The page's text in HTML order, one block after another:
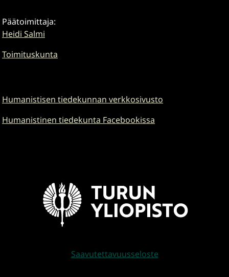
Päätoimittaja:
Heidi Salmi
Toimituskunta
Humanistisen tiedekunnan verkkosivusto
Humanistinen tiedekunta Facebookissa
Saavutettavuusseloste